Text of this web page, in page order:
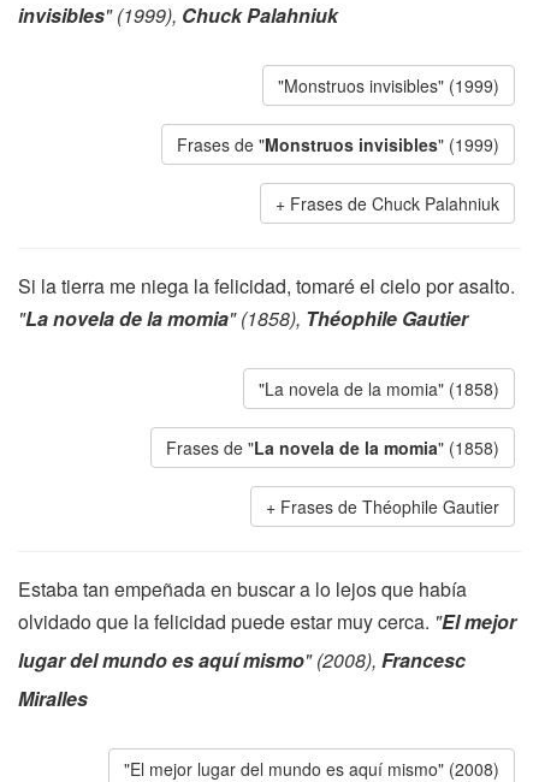
invisibles" (1999), Chuck Palahniuk
"Monstruos invisibles" (1999)
Frases de "Monstruos invisibles" (1999)
Frases de Chuck Palahniuk
Si la tierra me niega la felicidad, tomaré el cielo por asalto.
"La novela de la momia" (1858), Théophile Gautier
"La novela de la momia" (1858)
Frases de "La novela de la momia" (1858)
Frases de Théophile Gautier
Estaba tan empeñada en buscar a lo lejos que había
olvidado que la felicidad puede estar muy cerca. "El mejor
lugar del mundo es aquí mismo" (2008), Francesc
Miralles
"El mejor lugar del mundo es aquí mismo" (2008)